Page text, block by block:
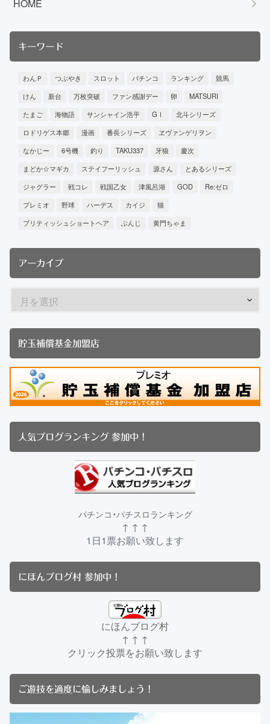
キーワード
わんＰ つぶやき スロット パチンコ ランキング
競馬
けん
新台 万枚突破 ファン感謝デー 卵
MATSURI
たまご
海物語 サンシャイン浩平 GⅠ
北斗シリーズ
ロドリゲス本郷
漫画 番長シリーズ
ヱヴァンゲリヲン
なかじー
6号機 釣り TAKU337 牙狼
慶次
まどか☆マギカ
ステイフーリッシュ 源さん
とあるシリーズ
ジャグラー
戦コレ 戦国乙女 津風呂湖 GOD
Re:ゼロ
プレミオ
野球 ハーデス カイジ
猫
ブリティッシュショートヘア
ぶんじ 黄門ちゃま
アーカイブ
貯玉補償基金加盟店
人気ブログランキング 参加中！
パチンコ・パチスロランキング
↑ ↑ ↑
1日1票お願い致します
にほんブログ村 参加中！
にほんブログ村
↑ ↑ ↑
クリック投票をお願い致します
ご遊技を適度に愉しみましょう！